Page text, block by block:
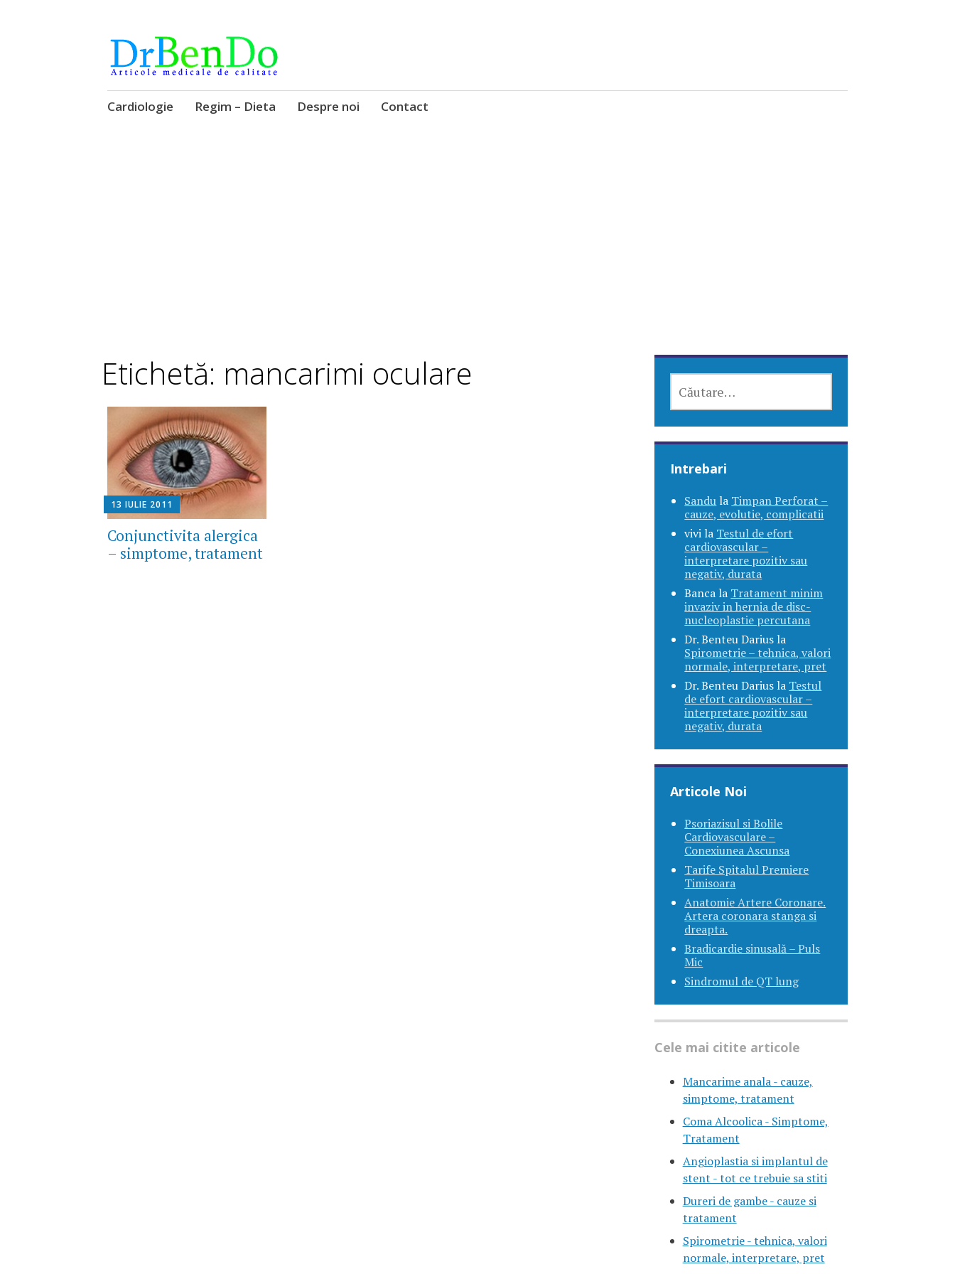
DrBendo.ro
Alimentatia sa iti fie medicatia
Sari
Cardiologie Regim – Dieta Despre noi Contact
Etichetă: mancarimi oculare
13 IULIE 2011
Conjunctivita alergica
– simptome, tratament
DUPĂ:
Intrebari
Sandu la Timpan Perforat –
cauze, evolutie, complicatii
vivi la Testul de efort
cardiovascular –
interpretare pozitiv sau
negativ, durata
Banca la Tratament minim
invaziv in hernia de disc-
nucleoplastie percutana
Dr. Benteu Darius la
Spirometrie – tehnica, valori
normale, interpretare, pret
Dr. Benteu Darius la Testul
de efort cardiovascular –
interpretare pozitiv sau
negativ, durata
Articole Noi
Psoriazisul si Bolile
Cardiovasculare –
Conexiunea Ascunsa
Tarife Spitalul Premiere
Timisoara
Anatomie Artere Coronare.
Artera coronara stanga si
dreapta.
Bradicardie sinusală – Puls
Mic
Sindromul de QT lung
Cele mai citite articole
Mancarime anala - cauze,
simptome, tratament
Coma Alcoolica - Simptome,
Tratament
Angioplastia si implantul de
stent - tot ce trebuie sa stiti
Dureri de gambe - cauze si
tratament
Spirometrie - tehnica, valori
normale, interpretare, pret